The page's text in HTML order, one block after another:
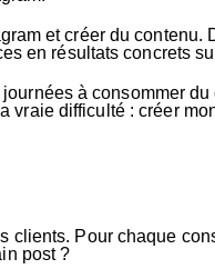
et créer du contenu.
en résultats concrets
à consommer
difficulté : créer
Pour chaque
post ?